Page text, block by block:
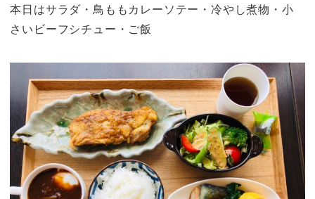
本日はサラダ・鳥ももカレーソテー・冷やし煮物・小
さいビーフシチュー・ご飯